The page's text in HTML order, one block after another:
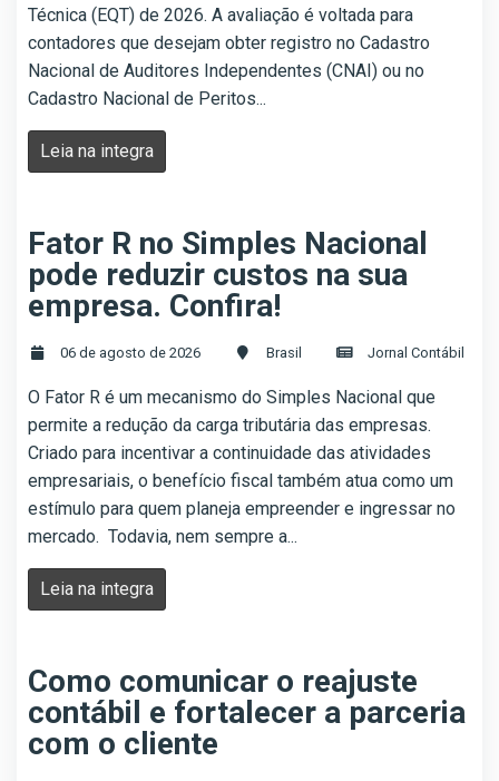
Técnica (EQT) de 2026. A avaliação é voltada para
contadores que desejam obter registro no Cadastro
Nacional de Auditores Independentes (CNAI) ou no
Cadastro Nacional de Peritos...
Leia na integra
Fator R no Simples Nacional
pode reduzir custos na sua
empresa. Confira!
06 de agosto de 2026 Brasil Jornal Contábil
O Fator R é um mecanismo do Simples Nacional que
permite a redução da carga tributária das empresas.
Criado para incentivar a continuidade das atividades
empresariais, o benefício fiscal também atua como um
estímulo para quem planeja empreender e ingressar no
mercado. Todavia, nem sempre a...
Leia na integra
Como comunicar o reajuste
contábil e fortalecer a parceria
com o cliente